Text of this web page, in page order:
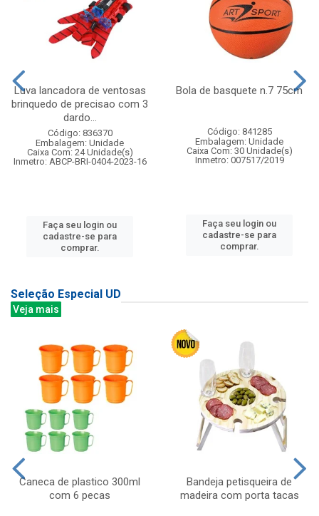
Luva lancadora de ventosas
brinquedo de precisao com 3
dardo...
Código: 836370
Embalagem: Unidade
Caixa Com: 24 Unidade(s)
Inmetro: ABCP-BRI-0404-2023-16
Faça seu login ou
cadastre-se para
comprar.
Bola de basquete n.7 75cm
Código: 841285
Embalagem: Unidade
Caixa Com: 30 Unidade(s)
Inmetro: 007517/2019
Faça seu login ou
cadastre-se para
comprar.
Seleção Especial UD
Veja mais
Caneca de plastico 300ml
com 6 pecas
Bandeja petisqueira de
madeira com porta tacas